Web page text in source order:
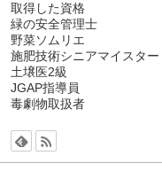
取得した資格
緑の安全管理士
野菜ソムリエ
施肥技術シニアマイスター
土壌医2級
JGAP指導員
毒劇物取扱者